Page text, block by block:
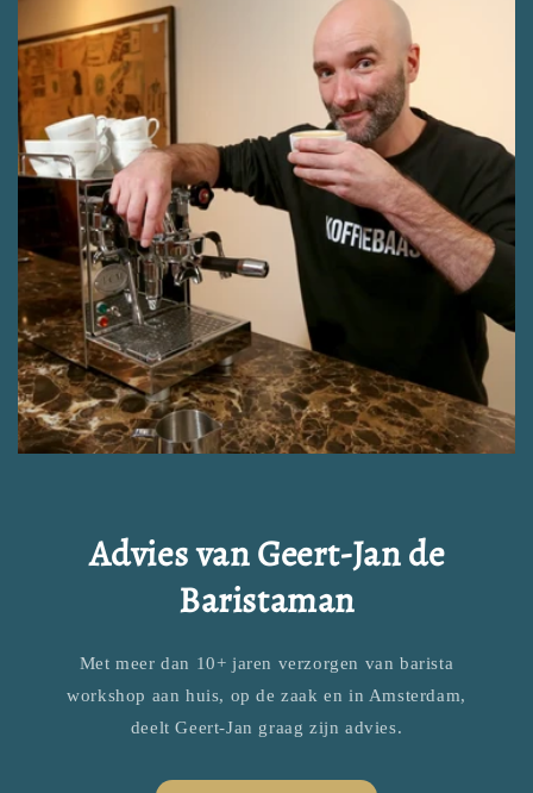
Advies van Geert-Jan de
Baristaman
Met meer dan 10+ jaren verzorgen van barista
workshop aan huis, op de zaak en in Amsterdam,
deelt Geert-Jan graag zijn advies.